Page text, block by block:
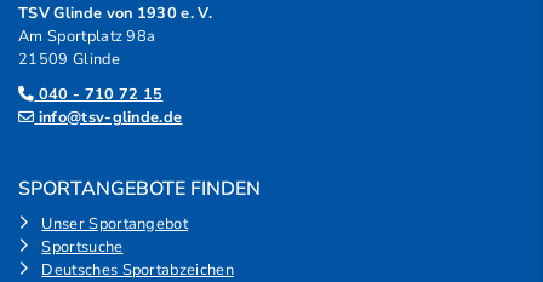
TSV Glinde von 1930 e. V.
Am Sportplatz 98a
21509 Glinde
040 - 710 72 15
info@tsv-glinde.de
SPORTANGEBOTE FINDEN
Unser Sportangebot
Sportsuche
Deutsches Sportabzeichen